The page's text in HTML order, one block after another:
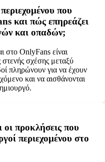
που
και πώς επηρεάζει
και οπαδών;
στο OnlyFans είναι
στενής σχέσης μεταξύ
πληρώνουν για να έχουν
και να αισθάνονται
οι προκλήσεις που
περιεχομένου στο